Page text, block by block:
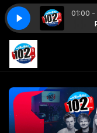
01:00
102 FM Digital